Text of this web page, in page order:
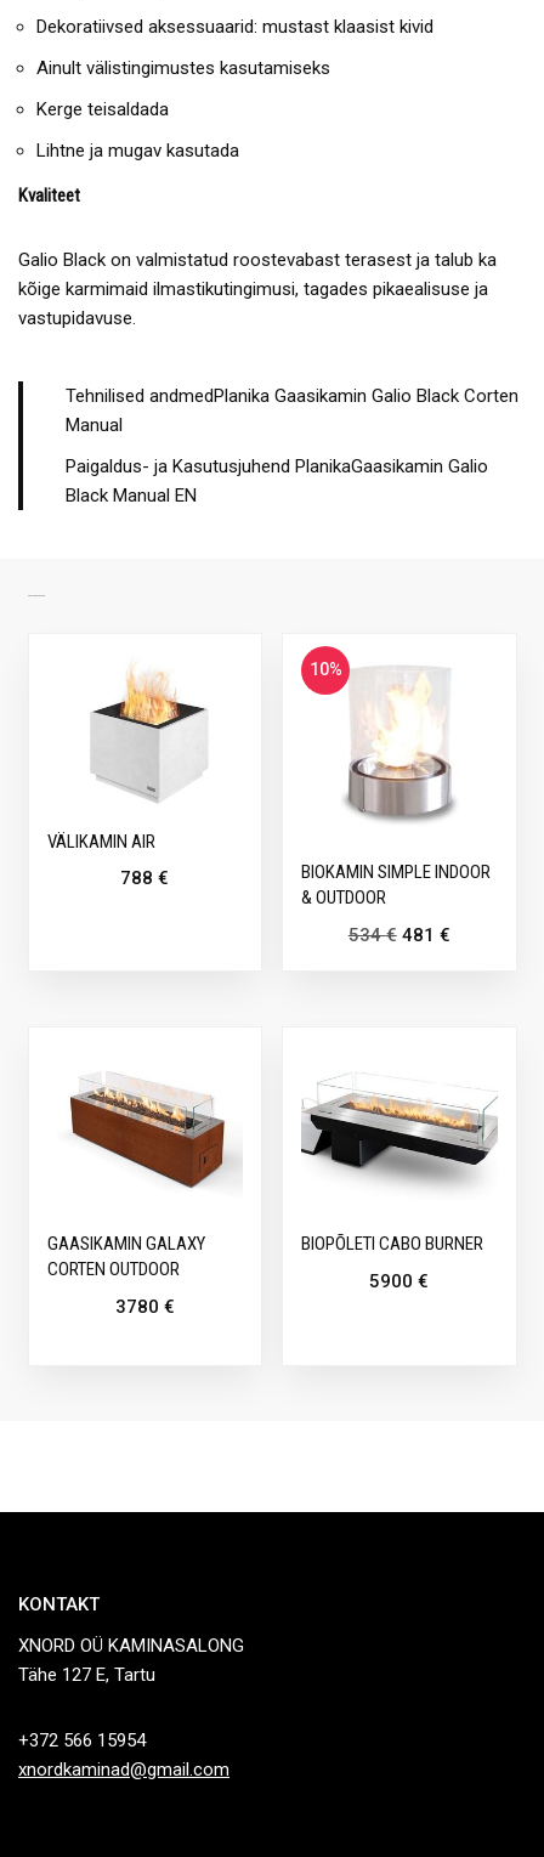
Dekoratiivsed aksessuaarid: mustast klaasist kivid
Ainult välistingimustes kasutamiseks
Kerge teisaldada
Lihtne ja mugav kasutada
Kvaliteet
Galio Black on valmistatud roostevabast terasest ja talub ka
kõige karmimaid ilmastikutingimusi, tagades pikaealisuse ja
vastupidavuse.
Tehnilised andmedPlanika Gaasikamin Galio Black Corten
Manual
Paigaldus- ja Kasutusjuhend PlanikaGaasikamin Galio
Black Manual EN
VÄLIKAMIN AIR
788€
10%
BIOKAMIN SIMPLE INDOOR
& OUTDOOR
534€ 481 €
GAASIKAMIN GALAXY
CORTEN OUTDOOR
3780 €
BIOPÕLETI CABO BURNER
5900€
KONTAKT
XNORD OÜ KAMINASALONG
Tähe 127 E, Tartu
+372 566 15954
xnordkaminad@gmail.com